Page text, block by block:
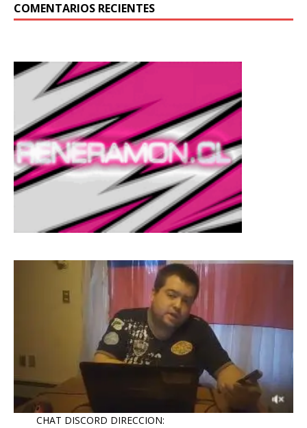
COMENTARIOS RECIENTES
CHAT DISCORD DIRECCION: